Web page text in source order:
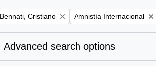
Remove filter:
Bennati, Cristiano Remove filter:
Amnistía Internacional
Advanced search options